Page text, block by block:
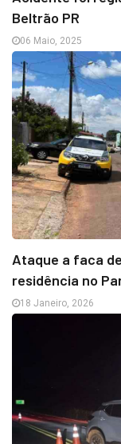
Beltrão PR
06 Maio, 2025
Ataque a faca
residência no
18 Janeiro, 2026